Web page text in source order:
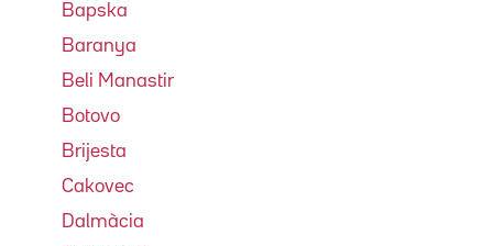
Bapska
Baranya
Beli Manastir
Botovo
Brijesta
Cakovec
Dalmàcia